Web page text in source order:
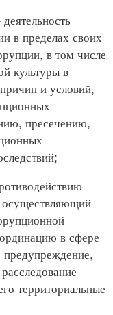
в пределах своих
в том числе
культуры в
и условий,
пресечению,
осуществляющий
в сфере
предупреждение,
территориальные